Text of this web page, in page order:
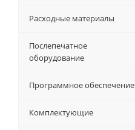
Расходные материалы
Послепечатное
оборудование
Программное обеспечение
Комплектующие